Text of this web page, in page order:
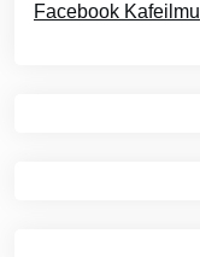
Facebook Kafeilmu